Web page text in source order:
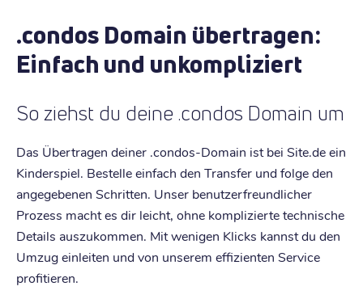
.condos Domain übertragen:
Einfach und unkompliziert
So ziehst du deine .condos Domain um
Das Übertragen deiner .condos-Domain ist bei Site.de ein
Kinderspiel. Bestelle einfach den Transfer und folge den
angegebenen Schritten. Unser benutzerfreundlicher
Prozess macht es dir leicht, ohne komplizierte technische
Details auszukommen. Mit wenigen Klicks kannst du den
Umzug einleiten und von unserem effizienten Service
profitieren.